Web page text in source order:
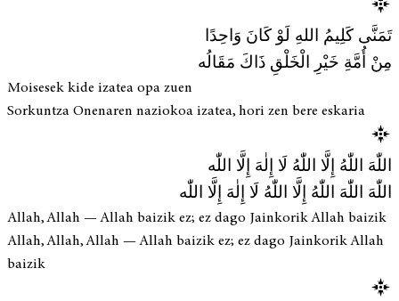
تَمَنَّى كَلِيمُ اللهِ لَوْ كَانَ وَاحِدًا
مِنْ أُمَّةِ خَيْرِ الْخَلْقِ ذَاكَ مَقَالُه
Moisesek kide izatea opa zuen
Sorkuntza Onenaren naziokoa izatea, hori zen bere eskaria
اللّٰهَ اللّٰهُ إِلَّا اللّٰهُ لَا إِلٰهَ إِلَّا اللّٰه
اللّٰهَ اللّٰهَ اللّٰهُ إِلَّا اللّٰهُ لَا إِلٰهَ إِلَّا اللّٰه
Allah, Allah — Allah baizik ez; ez dago Jainkorik Allah baizik
Allah, Allah, Allah — Allah baizik ez; ez dago Jainkorik Allah
baizik